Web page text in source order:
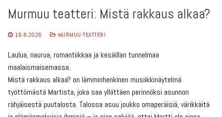
Murmuu teatteri: Mistä rakkaus alkaa?
16.6.2026 MURMUU-TEATTERI
Laulua, naurua, romantiikkaa ja kesäillan tunnelmaa
maalaismaisemassa.
Mistä rakkaus alkaa? on lämminhenkinen musiikkinäytelmä
työttömästä Martista, joka saa yllättäen perinnöksi asunnon
rähjäisestä puutalosta. Talossa asuu joukko omaperäisiä, värikkäitä